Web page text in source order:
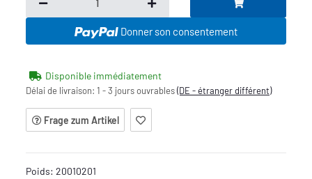
Donner son consentement
Disponible immédiatement
Délai de livraison:1 - 3 jours ouvrables(DE - étranger différent)
Frage zum Artikel
Poids:20010201